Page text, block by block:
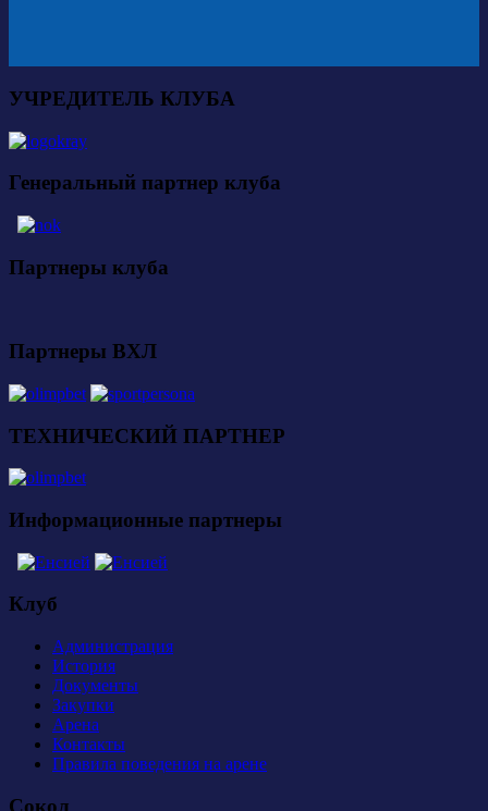
УЧРЕДИТЕЛЬ КЛУБА
Генеральный партнер клуба
Партнеры клуба
Партнеры ВХЛ
ТЕХНИЧЕСКИЙ ПАРТНЕР
Информационные партнеры
Клуб
Администрация
История
Документы
Закупки
Арена
Контакты
Правила поведения на арене
Сокол